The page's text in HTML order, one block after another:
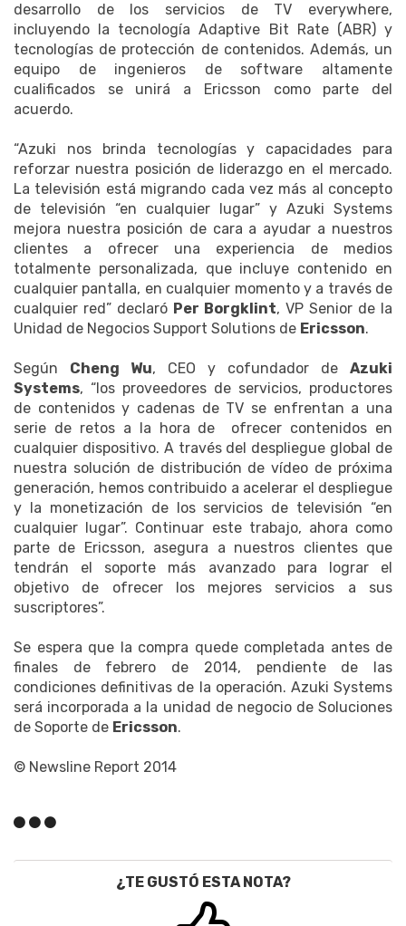
desarrollo de los servicios de TV everywhere,
incluyendo la tecnología Adaptive Bit Rate (ABR) y
tecnologías de protección de contenidos. Además, un
equipo de ingenieros de software altamente
cualificados se unirá a Ericsson como parte del
acuerdo.
“Azuki nos brinda tecnologías y capacidades para
reforzar nuestra posición de liderazgo en el mercado.
La televisión está migrando cada vez más al concepto
de televisión “en cualquier lugar” y Azuki Systems
mejora nuestra posición de cara a ayudar a nuestros
clientes a ofrecer una experiencia de medios
totalmente personalizada, que incluye contenido en
cualquier pantalla, en cualquier momento y a través de
cualquier red” declaró Per Borgklint, VP Senior de la
Unidad de Negocios Support Solutions de Ericsson.
Según Cheng Wu, CEO y cofundador de Azuki
Systems, “los proveedores de servicios, productores
de contenidos y cadenas de TV se enfrentan a una
serie de retos a la hora de ofrecer contenidos en
cualquier dispositivo. A través del despliegue global de
nuestra solución de distribución de vídeo de próxima
generación, hemos contribuido a acelerar el despliegue
y la monetización de los servicios de televisión “en
cualquier lugar”. Continuar este trabajo, ahora como
parte de Ericsson, asegura a nuestros clientes que
tendrán el soporte más avanzado para lograr el
objetivo de ofrecer los mejores servicios a sus
suscriptores”.
Se espera que la compra quede completada antes de
finales de febrero de 2014, pendiente de las
condiciones definitivas de la operación. Azuki Systems
será incorporada a la unidad de negocio de Soluciones
de Soporte de Ericsson.
© Newsline Report 2014
¿TE GUSTÓ ESTA NOTA?